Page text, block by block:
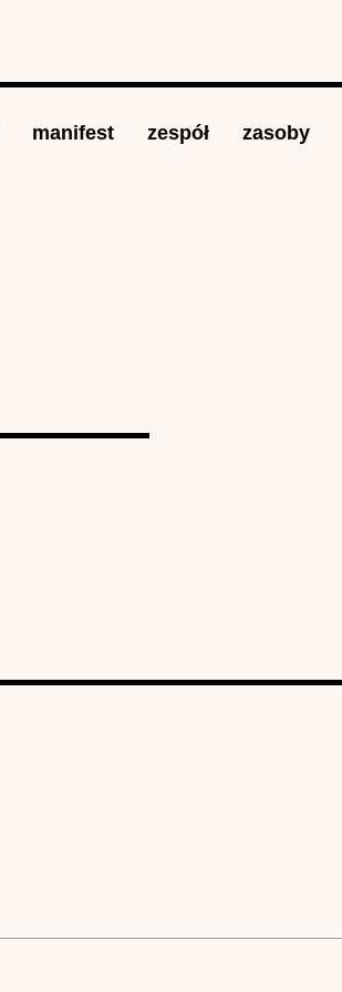
manifest zespół zasoby